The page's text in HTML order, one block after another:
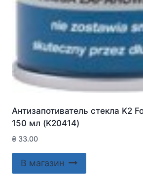
Антизапотиватель стекла K2
150 мл (K20414)
₴ 33.00
В магазин